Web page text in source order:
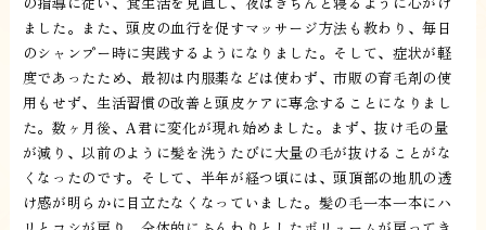
ました。また、頭皮の血行を促すマッサージ方法も教わり、毎日
のシャンプー時に実践するようになりました。そして、症状が軽
度であったため、最初は内服薬などは使わず、市販の育毛剤の使
用もせず、生活習慣の改善と頭皮ケアに専念することになりまし
た。数ヶ月後、A君に変化が現れ始めました。まず、抜け毛の量
が減り、以前のように髪を洗うたびに大量の毛が抜けることがな
くなったのです。そして、半年が経つ頃には、頭頂部の地肌の透
け感が明らかに目立たなくなっていました。髪の毛一本一本にハ